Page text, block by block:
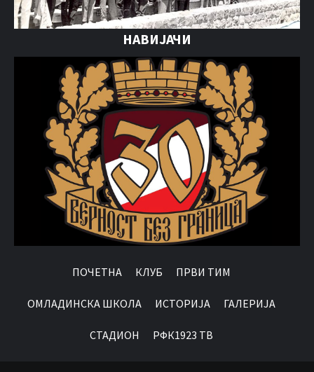
НАВИЈАЧИ
ПОЧЕТНА КЛУБ ПРВИ ТИМ
OМЛАДИНСКА ШКОЛА ИСТОРИЈА ГАЛЕРИЈА
СТАДИОН РФК1923 ТВ